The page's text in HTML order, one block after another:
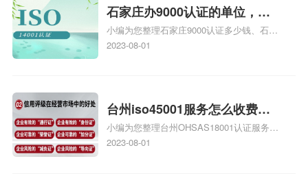
体系认证知识，详情可查看下方正文！
石家庄办9000认证的单位，石
家庄9000认证的公司
小编为您整理石家庄9000认证多少钱、石家
庄9000认证价格多少钱、石家庄9000认证
2023-08-01
台州iso45001服务怎么收费，
台州iso45001认证服务怎么收
费
小编为您整理台州OHSAS18001认证服务中
心哪家收费便宜、台州ISO9000认证，哪个
2023-08-01